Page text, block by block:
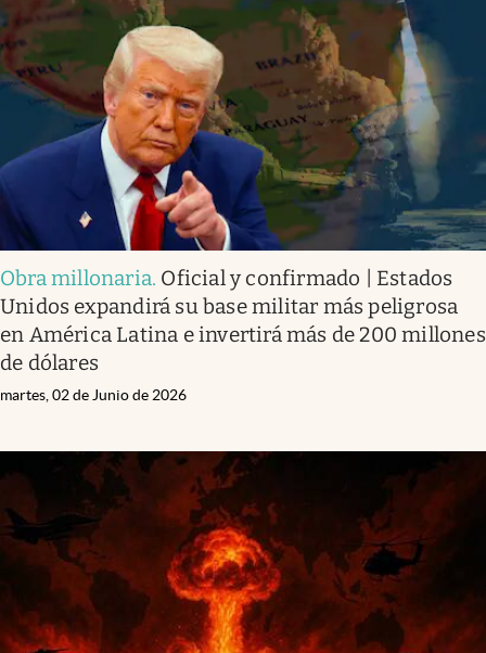
Obra millonaria. Oficial y confirmado | Estados
Unidos expandirá su base militar más peligrosa
en América Latina e invertirá más de 200 millones
de dólares
martes, 02 de Junio de 2026